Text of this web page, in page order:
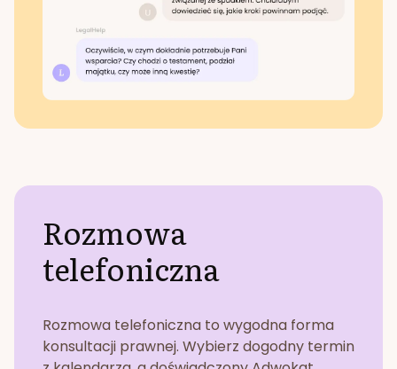
Rozmowa
telefoniczna
Rozmowa telefoniczna to wygodna forma
konsultacji prawnej. Wybierz dogodny termin